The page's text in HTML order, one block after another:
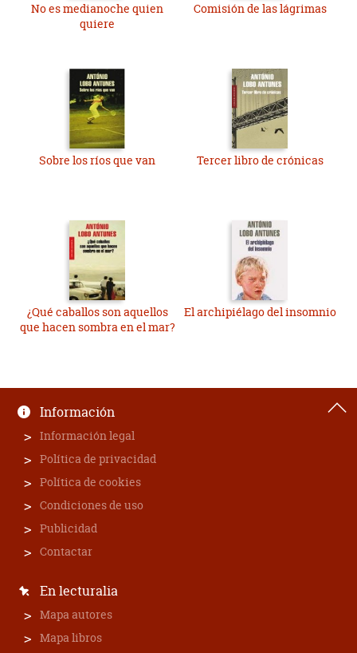
No es medianoche quien
quiere
Comisión de las lágrimas
Sobre los ríos que van Tercer libro de crónicas
¿Qué caballos son aquellos
que hacen sombra en el mar?
El archipiélago del insomnio
Información
Información legal
Política de privacidad
Política de cookies
Condiciones de uso
Publicidad
Contactar
En lecturalia
Mapa autores
Mapa libros